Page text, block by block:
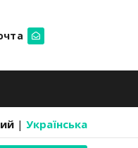
| Українська